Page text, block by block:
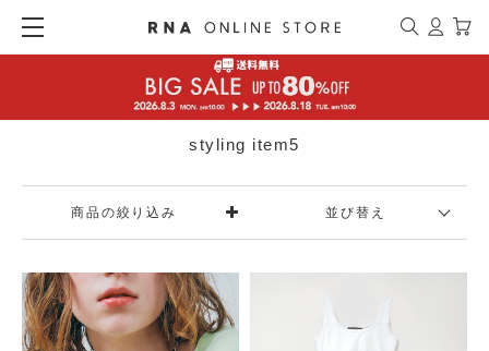
styling item5
商品の絞り込み 並び替え